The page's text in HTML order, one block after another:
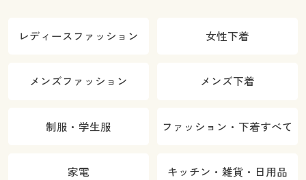
レディースファッション 女性下着
メンズファッション メンズ下着
制服・学生服 ファッション・下着すべて
家電 キッチン・雑貨・日用品